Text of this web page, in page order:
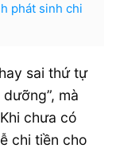
phát sinh chi
sai thứ tự
mà
chưa có
chi tiền cho